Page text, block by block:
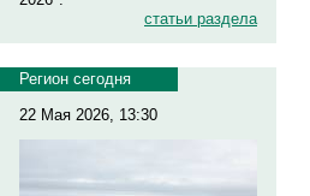
статьи раздела
Регион сегодня
22 Мая 2026, 13:30